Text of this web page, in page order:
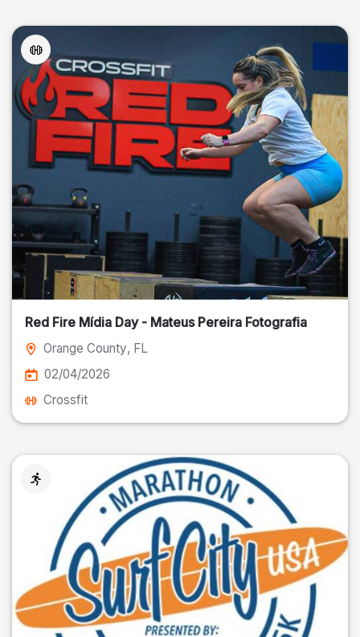
Red Fire Mídia Day - Mateus Pereira Fotografia
Orange County, FL
02/04/2026
Crossfit